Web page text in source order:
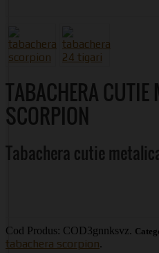
TABACHERA CUTIE
SCORPION
Tabachera cutie
Cod Produs: COD3gnnksvz.
tabachera scorpion.